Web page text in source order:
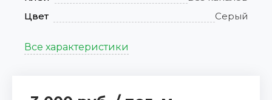
Цвет
Серый
Все характеристики